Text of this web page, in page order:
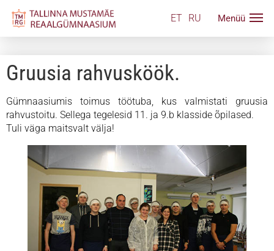
ET RU
Gruusia rahvusköök.
Gümnaasiumis toimus töötuba, kus valmistati gruusia
rahvustoitu. Sellega tegelesid 11. ja 9.b klasside õpilased.
Tuli väga maitsvalt välja!